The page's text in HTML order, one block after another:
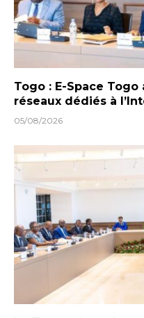
Togo : E-Space
réseaux dédiés à
05/08/2026